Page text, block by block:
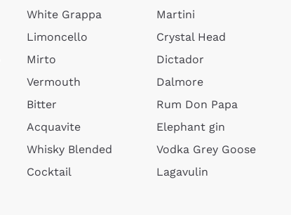
White Grappa
Limoncello
Mirto
Vermouth
Bitter
Acquavite
Whisky Blended
Cocktail
Martini
Crystal Head
Dictador
Dalmore
Rum Don Papa
Elephant gin
Vodka Grey Goose
Lagavulin